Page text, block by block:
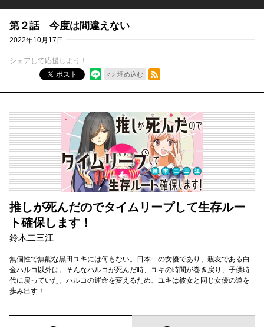
第２話 今度は間違えない
2022年10月17日
シェアして応援しよう！
ポスト
埋め込む
RSSフィード
推しが死んだのでタイムリープして生存ルー
ト確保します！
鈴木二三江
無個性で無能な黒田ユキには何もない。日本一の女優であり、親友である白
金ハルコ以外は。そんなハルコが死んだ時、ユキの時間が巻き戻り、子供時
代に戻っていた。ハルコの運命を変えるため、ユキは彼女と同じ女優の道を
歩み出す！